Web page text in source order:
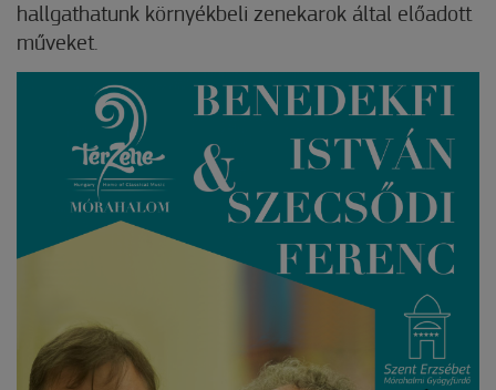
hallgathatunk környékbeli zenekarok által előadott
műveket.